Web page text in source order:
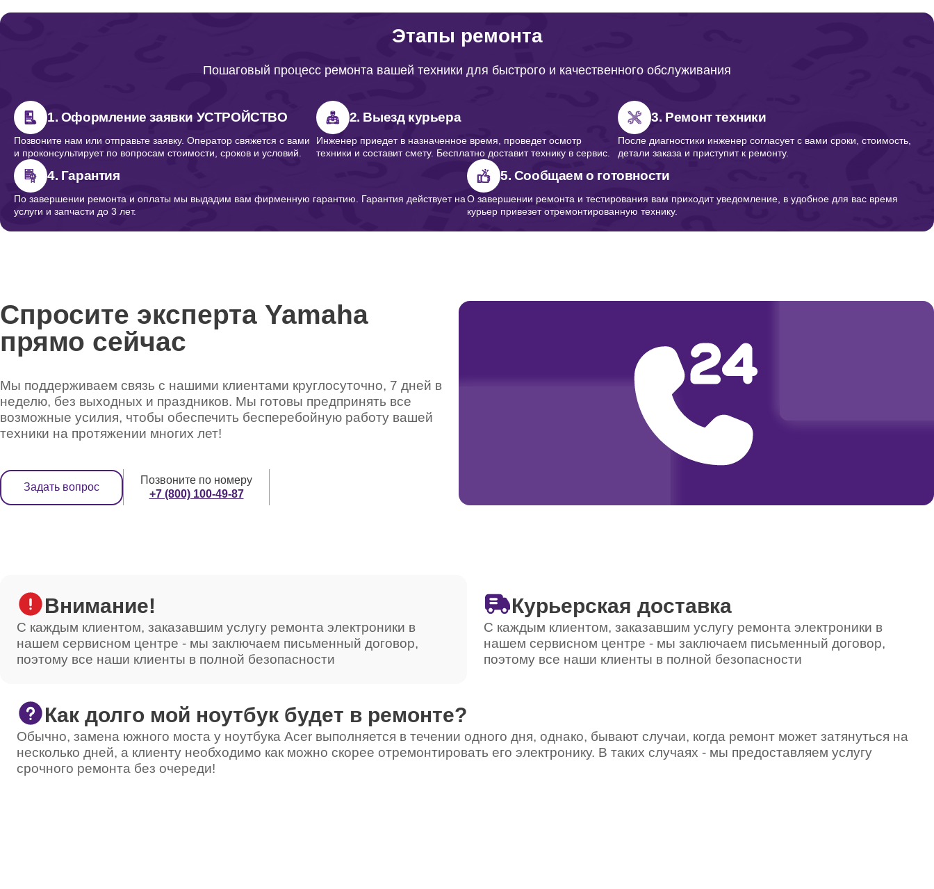
Этапы ремонта
Пошаговый процесс ремонта вашей техники для быстрого и качественного обслуживания
1. Оформление заявки УСТРОЙСТВО
Позвоните нам или отправьте заявку. Оператор свяжется с вами
и проконсультирует по вопросам стоимости, сроков и условий.
2. Выезд курьера
Инженер приедет в назначенное время, проведет осмотр
техники и составит смету. Бесплатно доставит технику в сервис.
3. Ремонт техники
После диагностики инженер согласует с вами сроки, стоимость,
детали заказа и приступит к ремонту.
4. Гарантия
По завершении ремонта и оплаты мы выдадим вам фирменную гарантию. Гарантия действует на
услуги и запчасти до 3 лет.
5. Сообщаем о готовности
О завершении ремонта и тестирования вам приходит уведомление, в удобное для вас время
курьер привезет отремонтированную технику.
Спросите эксперта Yamaha
прямо сейчас
Мы поддерживаем связь с нашими клиентами круглосуточно, 7 дней в
неделю, без выходных и праздников. Мы готовы предпринять все
возможные усилия, чтобы обеспечить бесперебойную работу вашей
техники на протяжении многих лет!
Задать вопрос
Позвоните по номеру
+7 (800) 100-49-87
Внимание!
С каждым клиентом, заказавшим услугу ремонта электроники в
нашем сервисном центре - мы заключаем письменный договор,
поэтому все наши клиенты в полной безопасности
Курьерская доставка
С каждым клиентом, заказавшим услугу ремонта электроники в
нашем сервисном центре - мы заключаем письменный договор,
поэтому все наши клиенты в полной безопасности
Как долго мой ноутбук будет в ремонте?
Обычно, замена южного моста у ноутбука Acer выполняется в течении одного дня, однако, бывают случаи, когда ремонт может затянуться на
несколько дней, а клиенту необходимо как можно скорее отремонтировать его электронику. В таких случаях - мы предоставляем услугу
срочного ремонта без очереди!